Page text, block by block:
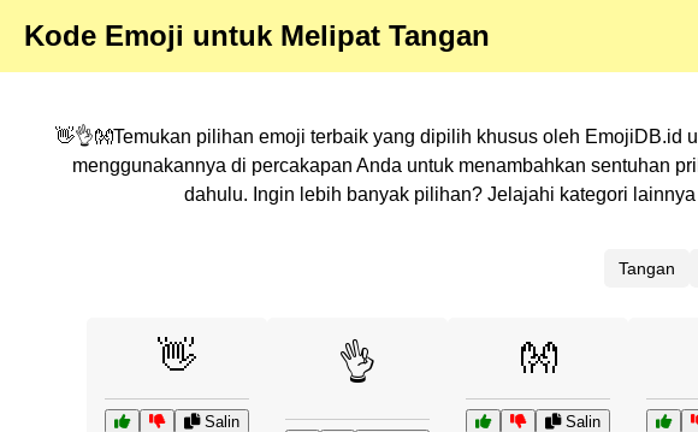
Kode Emoji untuk Melipat Tangan
👋👌👐Temukan pilihan emoji terbaik yang dipilih khusus oleh EmojiDB.id
menggunakannya di percakapan Anda untuk menambahkan sentuhan
dahulu. Ingin lebih banyak pilihan? Jelajahi kategori
Tangan
👋
Salin
👌 👐
Salin